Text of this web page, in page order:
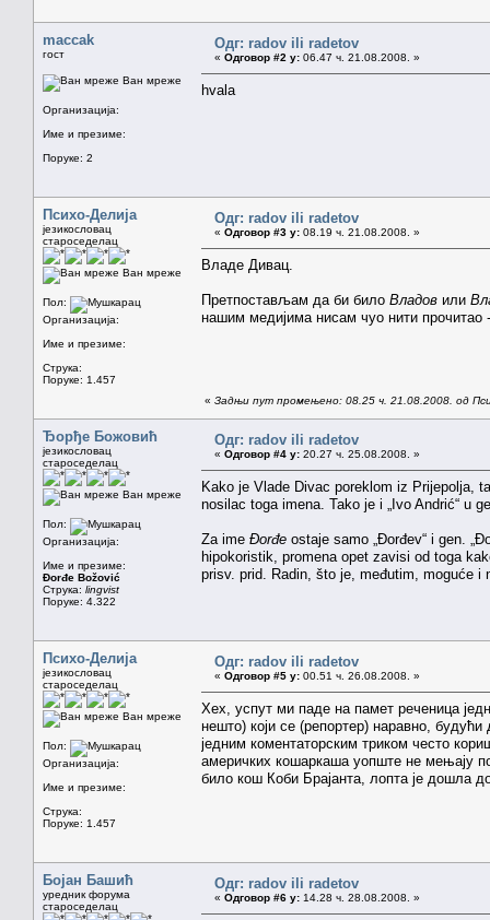
maccak
гост
Ван мреже
Организација:
Име и презиме:
Поруке: 2
Одг: radov ili radetov
« Одговор #2 у: 06.47 ч. 21.08.2008. »
hvala
Психо-Делија
језикословац
староседелац
Ван мреже
Пол:
Организација:
Име и презиме:
Струка:
Поруке: 1.457
Одг: radov ili radetov
« Одговор #3 у: 08.19 ч. 21.08.2008. »
Владе Дивац.
Претпостављам да би било Владов или
нашим медијима нисам чуо нити
« Задњи пут промењено: 08.25 ч. 21.08.2008. од
Ђорђе Божовић
језикословац
староседелац
Ван мреже
Пол:
Организација:
Име и презиме:
Đorđe Božović
Струка: lingvist
Поруке: 4.322
Одг: radov ili radetov
« Одговор #4 у: 20.27 ч. 25.08.2008. »
Kako je Vlade Divac poreklom iz Prijepolja,
nosilac toga imena. Tako je i „Ivo Andrić“ u
Za ime Đorđe ostaje samo „Đorđev“ i gen.
hipokoristik, promena opet zavisi od toga
prisv. prid. Radin, što je, međutim, moguće
Психо-Делија
језикословац
староседелац
Ван мреже
Пол:
Организација:
Име и презиме:
Струка:
Поруке: 1.457
Одг: radov ili radetov
« Одговор #5 у: 00.51 ч. 26.08.2008. »
Хех, успут ми паде на памет реченица
нешто) који се (репортер) наравно,
једним коментаторским триком често
америчких кошаркаша уопште не мењају
било кош Коби Брајанта, лопта је дошла
Бојан Башић
уредник форума
староседелац
Одг: radov ili radetov
« Одговор #6 у: 14.28 ч. 28.08.2008. »